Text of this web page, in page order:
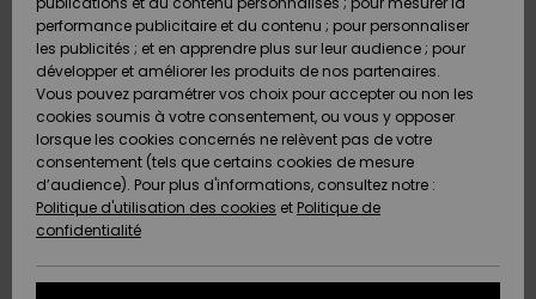
Surf
Snow
Nouveautés
A
Découvrir
Surf
Snow
Nouveautés
A
Découvrir
Snow
Communauté
Shop
Femme
A
Découvrir
Communauté
OUTLET
AIDE &
CONTACT
Carte
Cadeau
Quiksilver
Freedom
Protection
des
MAGASINS
QUIKSILVER
performance publicitaire et du contenu ; pour personnaliser
les publicités ; et en apprendre plus sur leur audience ; pour
développer et améliorer les produits de nos partenaires.
Vous pouvez paramétrer vos choix pour accepter ou non les
cookies soumis à votre consentement, ou vous y opposer
lorsque les cookies concernés ne relèvent pas de votre
consentement (tels que certains cookies de mesure
d’audience). Pour plus d'informations, consultez notre :
Politique d'utilisation des cookies et Politique de
confidentialité